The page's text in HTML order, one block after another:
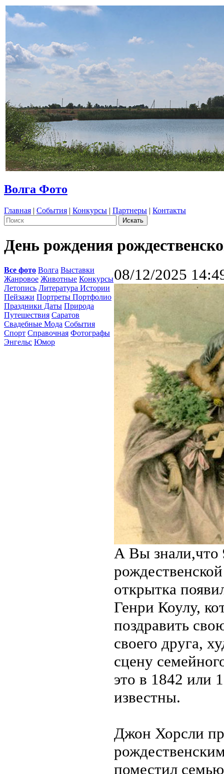
Волга Фото
Главная | События | Конкурсы | Партнеры | Контакты
День рождения
Все фото Волга Выставки
Жанровое Животные Конкурсы
Летопись Литература Истории
Пейзажи Портреты Портфолио
Праздники Даты Природа
Путешествия Саратов
Свадебные Мода События
Спорт Справочная Фотографы
Энгельс Юмор
08/12/2025
А Вы знали,что
открытка
Генри Коулу,
поздравить
своего друга,
сцену
это в 1842 или
известны.
Джон Хорсли
поместил